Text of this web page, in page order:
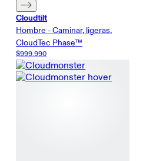
Cloudtilt
Hombre - Caminar, ligeras,
CloudTec Phase™
$999.990